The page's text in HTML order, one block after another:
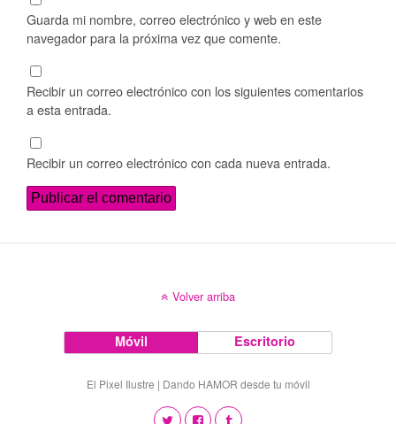
Guarda mi nombre, correo electrónico y web en este
navegador para la próxima vez que comente.
Recibir un correo electrónico con los siguientes comentarios
a esta entrada.
Recibir un correo electrónico con cada nueva entrada.
Volver arriba
Móvil Escritorio
El Pixel Ilustre | Dando HAMOR desde tu móvil